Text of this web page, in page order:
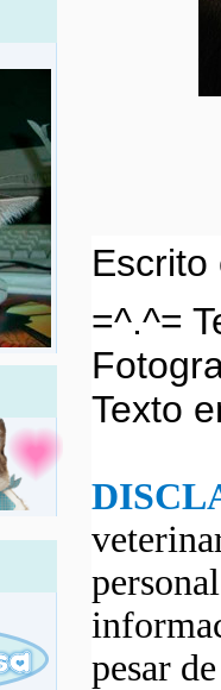
=^.^=
Texto
pesar